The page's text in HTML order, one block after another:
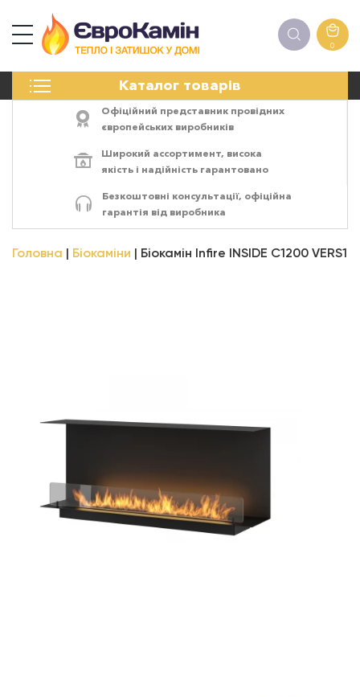
0
Каталог товарів
ПЕЧІ
ЕЛЕКТРОКАМІНИ
АКСЕСУАРИ
Офіційний представник провідних
європейських виробників
Широкий ассортимент, висока
якість і надійність гарантовано
Безкоштовні консультації, офіційна
гарантія від виробника
Головна Біокаміни Біокамін Infire INSIDE C1200 VERS1